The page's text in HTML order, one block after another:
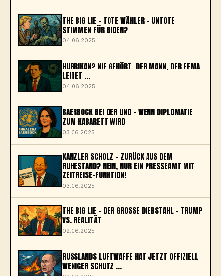
THE BIG LIE - TOTE WÄHLER – UNTOTE
STIMMEN FÜR BIDEN?
04.06.2025
HURRIKAN? NIE GEHÖRT. DER MANN, DER FEMA
LEITET ...
04.06.2025
BAERBOCK BEI DER UNO – WENN DIPLOMATIE
ZUM KABARETT WIRD
03.06.2025
KANZLER SCHOLZ – ZURÜCK AUS DEM
RUHESTAND? NEIN, NUR EIN PRESSEAMT MIT
ZEITREISE-FUNKTION!
03.06.2025
THE BIG LIE – DER GROSSE DIEBSTAHL – TRUMP V
S. REALITÄT
02.06.2025
RUSSLANDS LUFTWAFFE HAT JETZT OFFIZIELL
WENIGER SCHUTZ ...